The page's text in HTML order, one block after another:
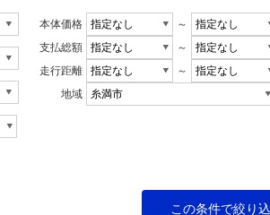
本体価格
～
支払総額
～
走行距離
～
地域